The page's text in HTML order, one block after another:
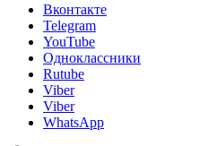
Вконтакте
Telegram
YouTube
Одноклассники
Rutube
Viber
Viber
WhatsApp